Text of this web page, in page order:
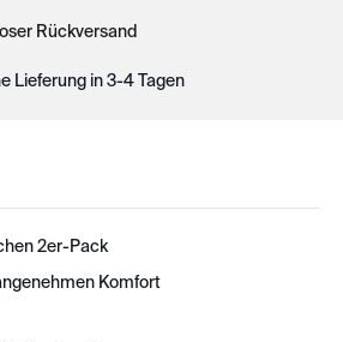
Rückversand
Lieferung in 3-4 Tagen
2er-Pack
Komfort